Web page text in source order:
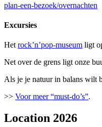
plan-een-bezoek/overnachten
Excursies
Het rock’n’pop-museum ligt
Net over de grens ligt onze
Als je je natuur in balans wilt
>> Voor meer “must-do’s”.
Location 2026